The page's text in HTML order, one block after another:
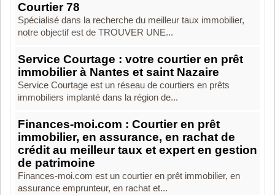
Courtier 78
Spécialisé dans la recherche du meilleur taux immobilier,
notre objectif est de TROUVER UNE...
Service Courtage : votre courtier en prêt
immobilier à Nantes et saint Nazaire
Service Courtage est un réseau de courtiers en prêts
immobiliers implanté dans la région de...
Finances-moi.com : Courtier en prêt
immobilier, en assurance, en rachat de
crédit au meilleur taux et expert en gestion
de patrimoine
Finances-moi.com est un courtier en prêt immobilier, en
assurance emprunteur, en rachat et...